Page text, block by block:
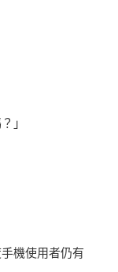
」
機使用者仍有